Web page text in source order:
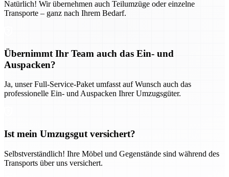
Natürlich! Wir übernehmen auch Teilumzüge oder einzelne
Transporte – ganz nach Ihrem Bedarf.
Übernimmt Ihr Team auch das Ein- und
Auspacken?
Ja, unser Full-Service-Paket umfasst auf Wunsch auch das
professionelle Ein- und Auspacken Ihrer Umzugsgüter.
Ist mein Umzugsgut versichert?
Selbstverständlich! Ihre Möbel und Gegenstände sind während des
Transports über uns versichert.